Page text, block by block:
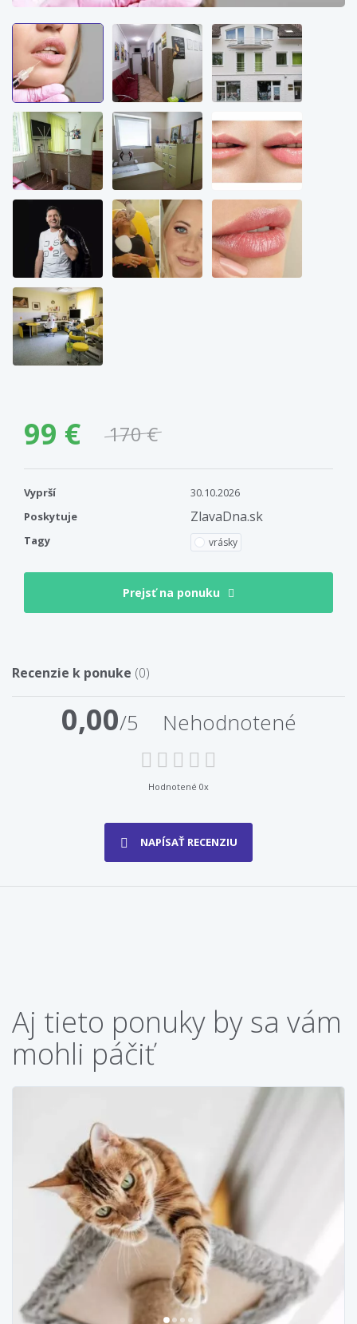
99 € 170 €
Vyprší
30.10.2026
Poskytuje
ZlavaDna.sk
Tagy vrásky
Prejsť na ponuku
Recenzie k ponuke (0)
0,00/5 Nehodnotené
Hodnotené 0x
NAPÍSAŤ RECENZIU
Aj tieto ponuky by sa vám
mohli páčiť